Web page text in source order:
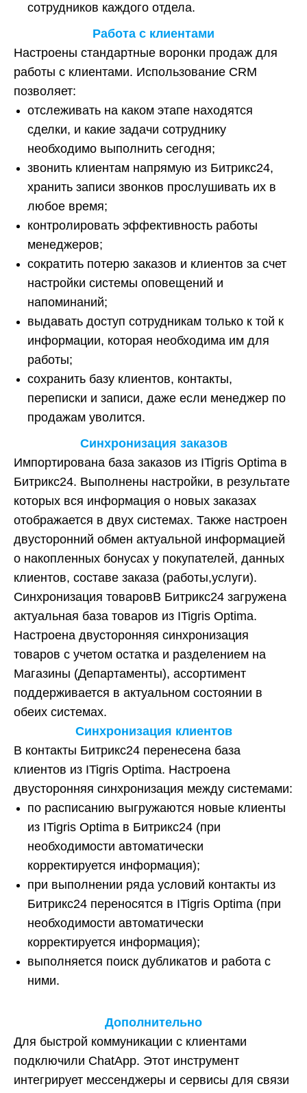
сотрудников каждого отдела.
Работа с клиентами
Настроены стандартные воронки продаж для
работы с клиентами. Использование CRM
позволяет:
отслеживать на каком этапе находятся
сделки, и какие задачи сотруднику
необходимо выполнить сегодня;
звонить клиентам напрямую из Битрикс24,
хранить записи звонков прослушивать их в
любое время;
контролировать эффективность работы
менеджеров;
сократить потерю заказов и клиентов за счет
настройки системы оповещений и
напоминаний;
выдавать доступ сотрудникам только к той к
информации, которая необходима им для
работы;
сохранить базу клиентов, контакты,
переписки и записи, даже если менеджер по
продажам уволится.
Синхронизация заказов
Импортирована база заказов из ITigris Optimа в
Битрикс24. Выполнены настройки, в результате
которых вся информация о новых заказах
отображается в двух системах. Также настроен
двусторонний обмен актуальной информацией
о накопленных бонусах у покупателей, данных
клиентов, составе заказа (работы,услуги).
Синхронизация товаровВ Битрикс24 загружена
актуальная база товаров из ITigris Optimа.
Настроена двусторонняя синхронизация
товаров с учетом остатка и разделением на
Магазины (Департаменты), ассортимент
поддерживается в актуальном состоянии в
обеих системах.
Синхронизация клиентов
В контакты Битрикс24 перенесена база
клиентов из ITigris Optimа. Настроена
двусторонняя синхронизация между системами:
по расписанию выгружаются новые клиенты
из ITigris Optimа в Битрикс24 (при
необходимости автоматически
корректируется информация);
при выполнении ряда условий контакты из
Битрикс24 переносятся в ITigris Optimа (при
необходимости автоматически
корректируется информация);
выполняется поиск дубликатов и работа с
ними.
Дополнительно
Для быстрой коммуникации с клиентами
подключили ChatApp. Этот инструмент
интегрирует мессенджеры и сервисы для связи